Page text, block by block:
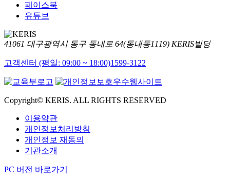
페이스북
유튜브
41061 대구광역시 동구 동내로 64(동내동1119) KERIS빌딩
고객센터 (평일: 09:00 ~ 18:00)1599-3122
Copyright© KERIS. ALL RIGHTS RESERVED
이용약관
개인정보처리방침
개인정보 재동의
기관소개
PC 버전 바로가기